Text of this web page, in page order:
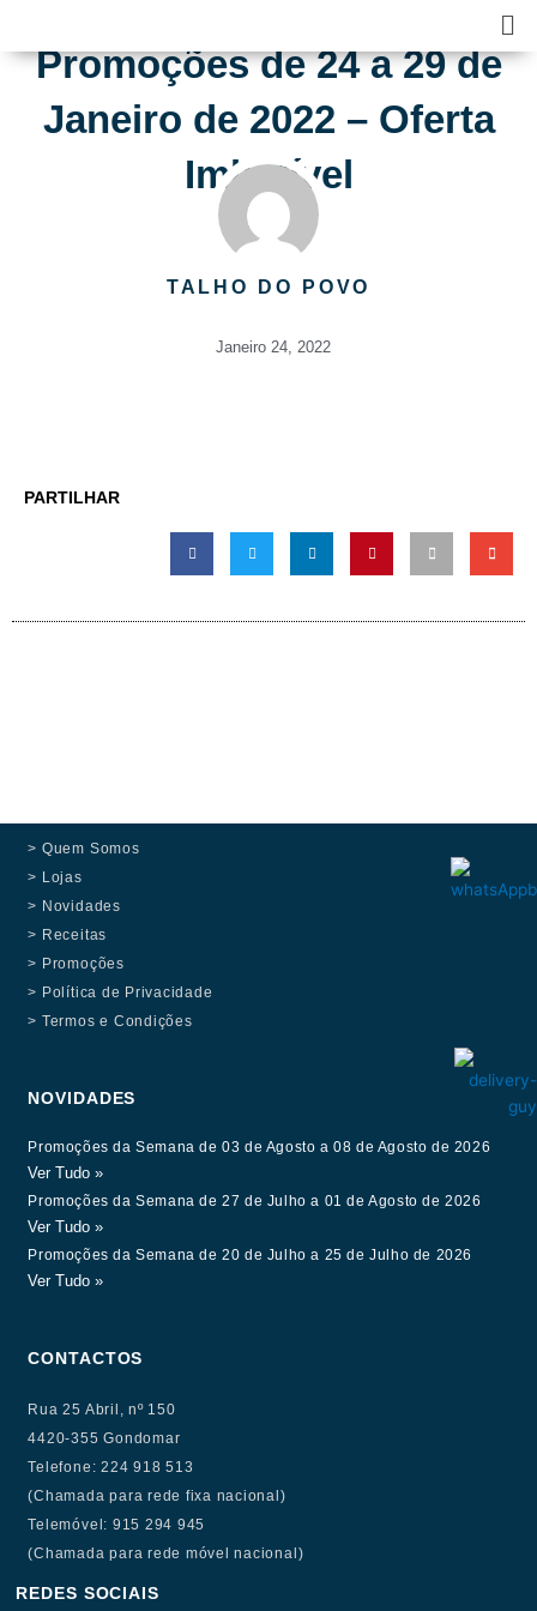
contentPromoções de 24 a 29 de
Janeiro de 2022 – Oferta
Imbatível
TALHO DO POVO
Janeiro 24, 2022
PARTILHAR
> Quem Somos
> Lojas
> Novidades
> Receitas
> Promoções
> Política de Privacidade
> Termos e Condições
NOVIDADES
Promoções da Semana de 03 de Agosto a 08 de Agosto de 2026
Ver Tudo »
Promoções da Semana de 27 de Julho a 01 de Agosto de 2026
Ver Tudo »
Promoções da Semana de 20 de Julho a 25 de Julho de 2026
Ver Tudo »
CONTACTOS
Rua 25 Abril, nº 150
4420-355 Gondomar
Telefone: 224 918 513
(Chamada para rede fixa nacional)
Telemóvel: 915 294 945
(Chamada para rede móvel nacional)
REDES SOCIAIS